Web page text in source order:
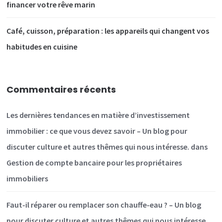
financer votre rêve marin
Café, cuisson, préparation : les appareils qui changent vos
habitudes en cuisine
Commentaires récents
Les dernières tendances en matière d’investissement
immobilier : ce que vous devez savoir – Un blog pour
discuter culture et autres thêmes qui nous intéresse. dans
Gestion de compte bancaire pour les propriétaires
immobiliers
Faut-il réparer ou remplacer son chauffe-eau ? – Un blog